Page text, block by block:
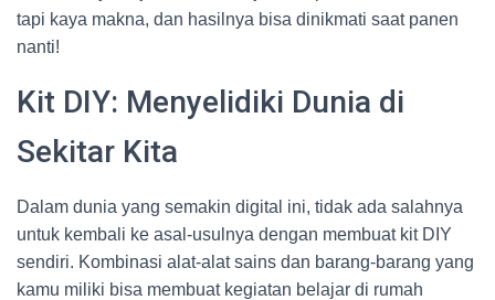
tapi kaya makna, dan hasilnya bisa dinikmati saat panen
nanti!
Kit DIY: Menyelidiki Dunia di
Sekitar Kita
Dalam dunia yang semakin digital ini, tidak ada salahnya
untuk kembali ke asal-usulnya dengan membuat kit DIY
sendiri. Kombinasi alat-alat sains dan barang-barang yang
kamu miliki bisa membuat kegiatan belajar di rumah